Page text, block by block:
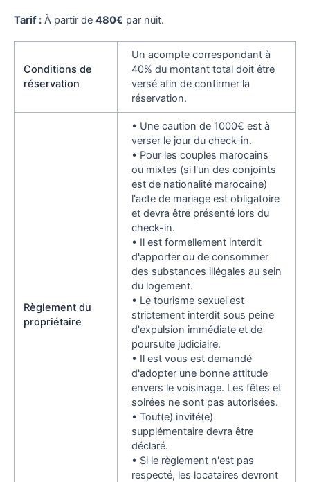
Tarif : À partir de 480€ par nuit.
Conditions de
réservation
Un acompte correspondant à
40% du montant total doit être
versé afin de confirmer la
réservation.
Règlement du
propriétaire
• Une caution de 1000€ est à
verser le jour du check-in.
• Pour les couples marocains
ou mixtes (si l'un des conjoints
est de nationalité marocaine)
l'acte de mariage est obligatoire
et devra être présenté lors du
check-in.
• Il est formellement interdit
d'apporter ou de consommer
des substances illégales au sein
du logement.
• Le tourisme sexuel est
strictement interdit sous peine
d'expulsion immédiate et de
poursuite judiciaire.
• Il est vous est demandé
d'adopter une bonne attitude
envers le voisinage. Les fêtes et
soirées ne sont pas autorisées.
• Tout(e) invité(e)
supplémentaire devra être
déclaré.
• Si le règlement n'est pas
respecté, les locataires devront